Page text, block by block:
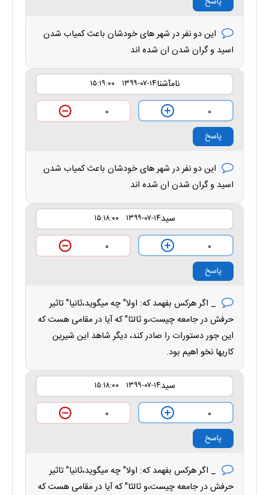
این دو نفر در شهر های خودشان باعث کمیاب شدن
اسید و گران شدن ان شده اند
نامآشنا۱۳۹۹-۰۷-۱۴ ۱۵:۱۹:۰۰
۰
۰
پاسخ
این دو نفر در شهر های خودشان باعث کمیاب شدن
اسید و گران شدن ان شده اند
سید۱۳۹۹-۰۷-۱۴ ۱۵:۱۸:۰۰
۰
۰
پاسخ
_ اگر هرکس بفهمد که: اولا" چه میگوید،ثانیا" تاثیر
حرفش در جامعه چیست،و ثالثا" که آیا در مقامی هست که
این جور دستورات را صادر کند، دیگر شاهد این شیرین
کاریها نخو اهيم بود.
سید۱۳۹۹-۰۷-۱۴ ۱۵:۱۸:۰۰
۰
۰
پاسخ
_ اگر هرکس بفهمد که: اولا" چه میگوید،ثانیا" تاثیر
حرفش در جامعه چیست،و ثالثا" که آیا در مقامی هست که